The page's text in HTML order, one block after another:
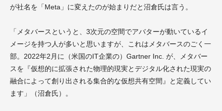
が社名を「Meta」に変えたのが始まりだと沼倉氏は言う。
「メタバースというと、3次元の空間でアバターが動いているイ
メージを持つ人が多いと思いますが、これはメタバースのごく一
部。2022年2月に（米国のIT企業の）Gartner Inc. が、メタバー
スを『仮想的に拡張された物理的現実とデジタル化された現実の
融合によって創り出される集合的な仮想共有空間』と定義してい
ます」（沼倉氏）。